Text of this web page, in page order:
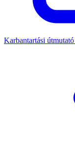
Karbantartási útmutató